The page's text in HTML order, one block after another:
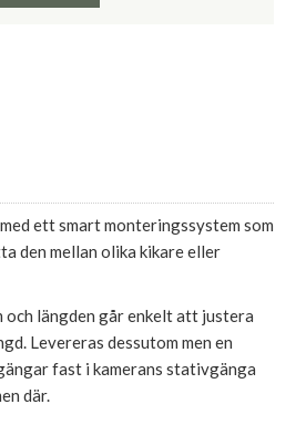
ett smart monteringssystem som
den mellan olika kikare eller
och längden går enkelt att justera
Levereras dessutom men en
fast i kamerans stativgänga
där.